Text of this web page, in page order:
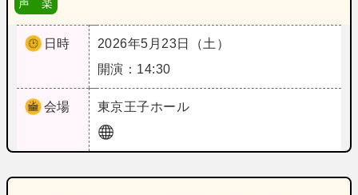
声 楽
日時
2026年5月23日（土）
開演：14:30
会場 東京王子ホール